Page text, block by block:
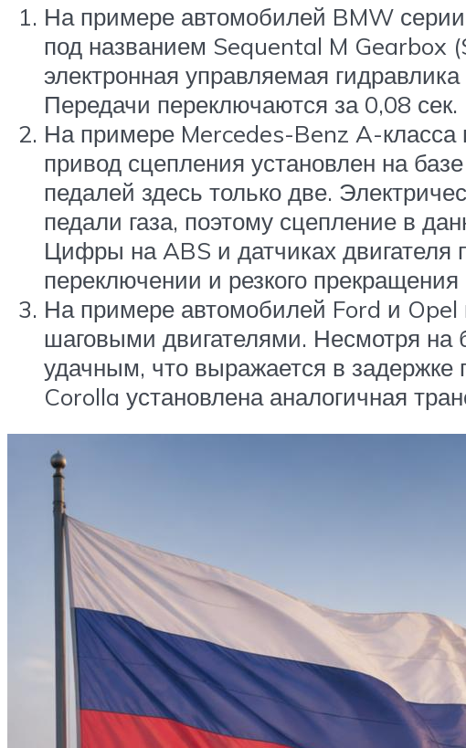
На примере автомобилей BMW
под названием Sequental M Gearbox
электронная управляемая
Передачи переключаются за 0,08 сек.
На примере Mercedes-Benz A-класса
привод сцепления установлен на
педалей здесь только две.
педали газа, поэтому сцепление в
Цифры на ABS и датчиках двигателя
переключении и резкого прекращения
На примере автомобилей Ford и Opel
шаговыми двигателями. Несмотря на
удачным, что выражается в
Corolla установлена аналогичная